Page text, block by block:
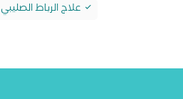
علاج الرباط الصليبي